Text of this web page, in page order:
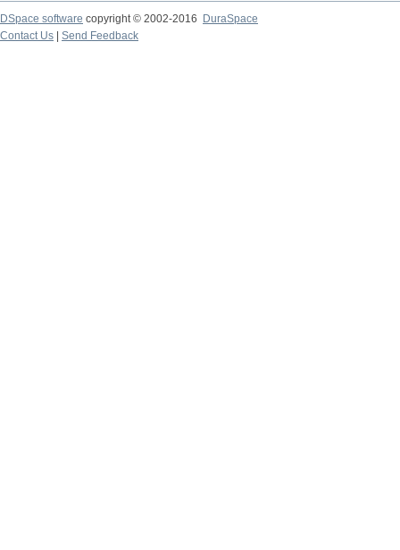
DSpace software copyright © 2002-2016
DuraSpace
Contact Us
Send Feedback